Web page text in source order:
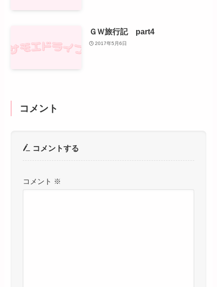
ＧＷ旅行記 part4
2017年5月6日
コメント
コメントする
コメント ※